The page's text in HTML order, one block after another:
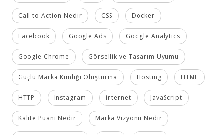
Call to Action Nedir CSS Docker
Facebook Google Ads Google Analytics
Google Chrome Görsellik ve Tasarım Uyumu
Güçlü Marka Kimliği Oluşturma Hosting HTML
HTTP Instagram internet JavaScript
Kalite Puanı Nedir Marka Vizyonu Nedir